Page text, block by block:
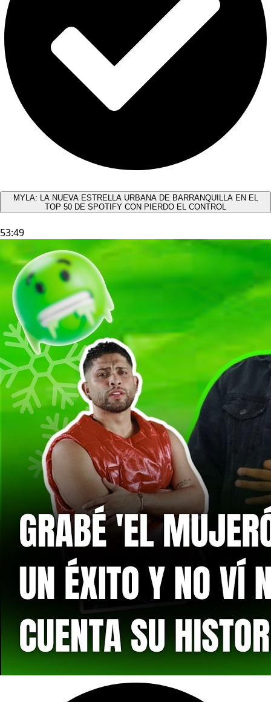
MYLA: LA NUEVA ESTRELLA URBANA DE BARRANQUILLA EN EL
TOP 50 DE SPOTIFY CON PIERDO EL CONTROL
53:49